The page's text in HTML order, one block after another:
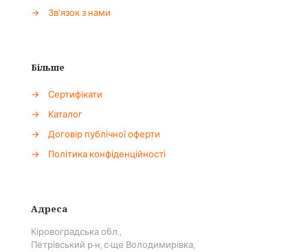
→
Зв'язок з нами
Більше
→
Сертифікати
→
Каталог
→
Договір публічної оферти
→
Політика конфіденційності
Адреса
Кіровоградська обл.,
Петрівський р-н, с-ще Володимирівка,